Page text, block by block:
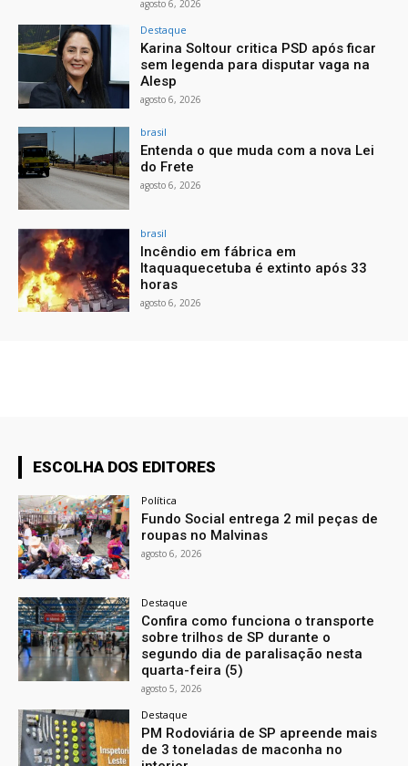
agosto 6, 2026
Destaque
Karina Soltour critica PSD após ficar
sem legenda para disputar vaga na
Alesp
agosto 6, 2026
brasil
Entenda o que muda com a nova Lei
do Frete
agosto 6, 2026
brasil
Incêndio em fábrica em
Itaquaquecetuba é extinto após 33
horas
agosto 6, 2026
ESCOLHA DOS EDITORES
Política
Fundo Social entrega 2 mil peças de
roupas no Malvinas
agosto 6, 2026
Destaque
Confira como funciona o transporte
sobre trilhos de SP durante o
segundo dia de paralisação nesta
quarta-feira (5)
agosto 5, 2026
Destaque
PM Rodoviária de SP apreende mais
de 3 toneladas de maconha no